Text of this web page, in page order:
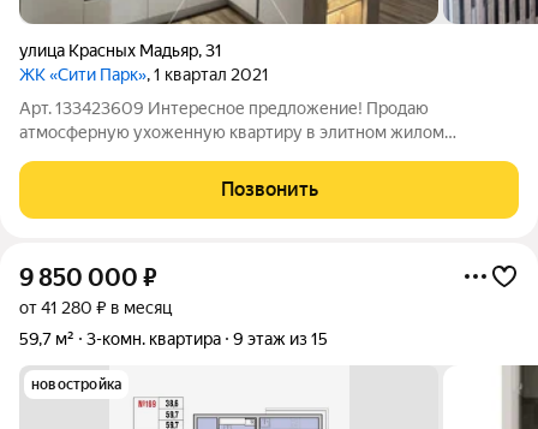
улица Красных Мадьяр,31
ЖК «Сити Парк», 1 квартал 2021
Арт. 133423609 Интересное предложение! Продаю
атмосферную ухоженную квартиру в элитном жилом
архитектурой, закрытой территорией, подземной парковкой.
Все в шаговой доступности ( МТЦ Новый, парк
Позвонить
9 850 000 ₽
от 41 280 ₽ в месяц
59,7 м²
3-комн. квартира 9 этаж из 15
новостройка